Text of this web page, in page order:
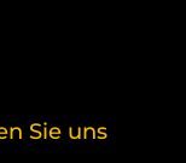
Sie uns